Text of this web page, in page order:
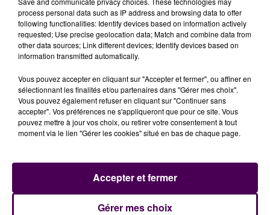
À LA UNE
7 août 2026
11 juillet 2026
Inscrivez-vous au casting The Voice & The Voice
7 août 2026
Gagnez vos entrées pour Papéa Parc !
process personal data such as IP address and browsing data to offer
following functionalities: Identify devices based on information actively
requested; Use precise geolocation data; Match and combine data from
other data sources; Link different devices; Identify devices based on
information transmitted automatically.
Vous pouvez accepter en cliquant sur "Accepter et fermer", ou affiner en
sélectionnant les finalités et/ou partenaires dans "Gérer mes choix".
Vous pouvez également refuser en cliquant sur "Continuer sans
accepter". Vos préférences ne s'appliqueront que pour ce site. Vous
pouvez mettre à jour vos choix, ou retirer votre consentement à tout
moment via le lien "Gérer les cookies" situé en bas de chaque page.
Gérer mes choix
Accepter et fermer